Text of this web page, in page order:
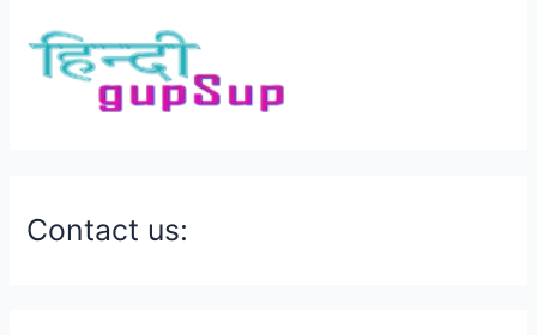
Contact us: